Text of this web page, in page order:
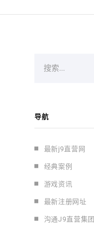
搜索...
导航
最新j9直营网
经典案例
游戏资讯
最新注册网址
沟通J9直营集团